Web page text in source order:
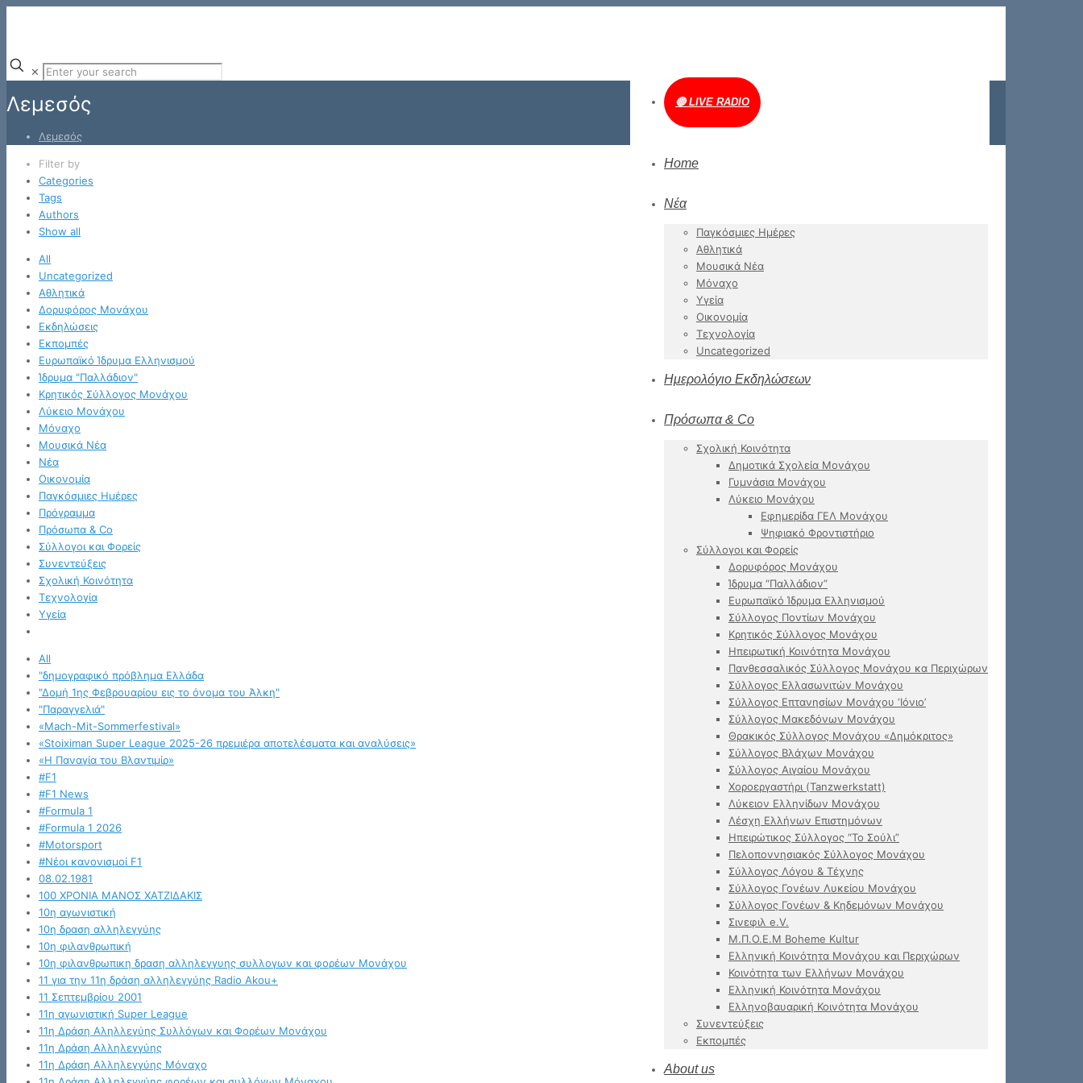
🔴 LIVE RADIO
Home
Νέα
Παγκόσμιες Ημέρες
Αθλητικά
Μουσικά Νέα
Μόναχο
Υγεία
Οικονομία
Τεχνολογία
Uncategorized
Ημερολόγιο Εκδηλώσεων
Πρόσωπα & Co
Σχολική Κοινότητα
Δημοτικά Σχολεία Μονάχου
Γυμνάσια Μονάχου
Λύκειο Μονάχου
Εφημερίδα ΓΕΛ Μονάχου
Ψηφιακό Φροντιστήριο
Σύλλογοι και Φορείς
Δορυφόρος Μονάχου
Ίδρυμα “Παλλάδιον”
Ευρωπαϊκό Ίδρυμα Ελληνισμού
Σύλλογος Ποντίων Μονάχου
Κρητικός Σύλλογος Μονάχου
Ηπειρωτική Κοινότητα Μονάχου
Πανθεσσαλικός Σύλλογος Μονάχου κα Περιχώρων
Σύλλογος Ελλασωνιτών Μονάχου
Σύλλογος Επτανησίων Μονάχου ‘Ιόνιο’
Σύλλογος Μακεδόνων Μονάχου
Θρακικός Σύλλογος Μονάχου «Δημόκριτος»
Σύλλογος Βλάχων Μονάχου
Σύλλογος Αιγαίου Μονάχου
Χοροεργαστήρι (Tanzwerkstatt)
Λύκειον Ελληνίδων Μονάχου
Λέσχη Ελλήνων Επιστημόνων
Ηπειρώτικος Σύλλογος “Το Σούλι”
Πελοποννησιακός Σύλλογος Μονάχου
Σύλλογος Λόγου & Τέχνης
Σύλλογος Γονέων Λυκείου Μονάχου
Σύλλογος Γονέων & Κηδεμόνων Μονάχου
Σινεφιλ e.V.
Μ.Π.Ο.Ε.Μ Boheme Kultur
Ελληνική Κοινότητα Μονάχου και Περιχώρων
Κοινότητα των Ελλήνων Μονάχου
Ελληνική Κοινότητα Μονάχου
Ελληνοβαυαρική Κοινότητα Μονάχου
Συνεντεύξεις
Εκπομπές
About us
✕
Λεμεσός
Λεμεσός
Filter by
Categories
Tags
Authors
Show all
All
Uncategorized
Αθλητικά
Δορυφόρος Μονάχου
Εκδηλώσεις
Εκπομπές
Ευρωπαϊκό Ίδρυμα Ελληνισμού
Ίδρυμα "Παλλάδιον"
Κρητικός Σύλλογος Μονάχου
Λύκειο Μονάχου
Μόναχο
Μουσικά Νέα
Νέα
Οικονομία
Παγκόσμιες Ημέρες
Πρόγραμμα
Πρόσωπα & Co
Σύλλογοι και Φορείς
Συνεντεύξεις
Σχολική Κοινότητα
Τεχνολογία
Υγεία
All
"δημογραφικό πρόβλημα Ελλάδα
"Δομή 1ης Φεβρουαρίου εις το όνομα του Άλκη"
"Παραγγελιά"
«Mach-Mit-Sommerfestival»
«Stoiximan Super League 2025-26 πρεμιέρα αποτελέσματα και αναλύσεις»
«Η Παναγία του Βλαντιμίρ»
#F1
#F1 News
#Formula 1
#Formula 1 2026
#Motorsport
#Νέοι κανονισμοί F1
08.02.1981
100 ΧΡΟΝΙΑ ΜΑΝΟΣ ΧΑΤΖΙΔΑΚΙΣ
10η αγωνιστική
10η δραση αλληλεγγύης
10η φιλανθρωπική
10η φιλανθρωπικη δραση αλληλεγγυης συλλογων και φορέων Μονάχου
11 για την 11η δράση αλληλεγγύης Radio Akou+
11 Σεπτεμβρίου 2001
11η αγωνιστική Super League
11η Δράση Αληλλεγύης Συλλόγων και Φορέων Μονάχου
11η Δράση Αλληλεγγύης
11η Δράση Αλληλεγγύης Μόναχο